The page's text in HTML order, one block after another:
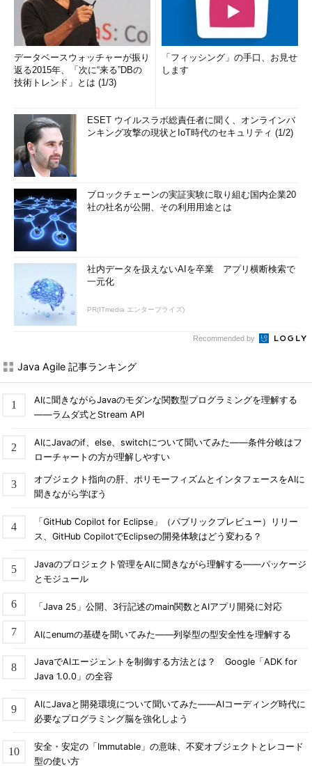
データベースウォッチャーが振り
返る2015年、「次に“来る”DBの
技術トレンド」とは (1/3)
「フィッシング」の手口、お見せ
します
ESET ウイルスラボ総責任者に聞く、オンラインバ
ンキング攻撃の現状とIoT時代のセキュリティ (1/2)
ブロックチェーンの実証実験に取り組む国内企業20
社の社名が公開、その利用用途とは
社内データを扱えないAIを卒業 アプリ横断検索で
一元化
PR(ITmedia エンタープライズ)
Recommended by
Java Agile 記事ランキング
AIに聞きながらJavaのモダンな関数型プログラミングを理解する
――ラムダ式とStream API
AIにJavaのif、else、switchについて聞いてみた――条件分岐はフ
ローチャートの方が理解しやすい
オブジェクト指向の肝、ポリモーフィズムとインタフェースをAIに
聞きながら学ぼう
「GitHub Copilot for Eclipse」（パブリックプレビュー）リリー
ス、GitHub CopilotでEclipseの開発体験はどう変わる？
Javaのプロジェクト管理をAIに聞きながら理解する――パッケージ
とモジュール
「Java 25」公開、3行記述のmain関数とAIアプリ開発に対応
AIにenumの基礎を聞いてみた――列挙型の型安全性を理解する
JavaでAIエージェントを制御する方法とは？ Google「ADK for
Java 1.0.0」の全容
AIにJavaと開発環境について聞いてみた――AIコーディング時代に
必要なプログラミング脳を強化しよう
安全・安定の「Immutable」の意味、不変オブジェクトとレコード
型の使い方